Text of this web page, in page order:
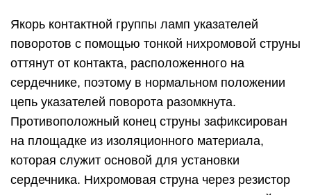
Якорь контактной группы ламп указателей
поворотов с помощью тонкой нихромовой струны
оттянут от контакта, расположенного на
сердечнике, поэтому в нормальном положении
цепь указателей поворота разомкнута.
Противоположный конец струны зафиксирован
на площадке из изоляционного материала,
которая служит основой для установки
сердечника. Нихромовая струна через резистор